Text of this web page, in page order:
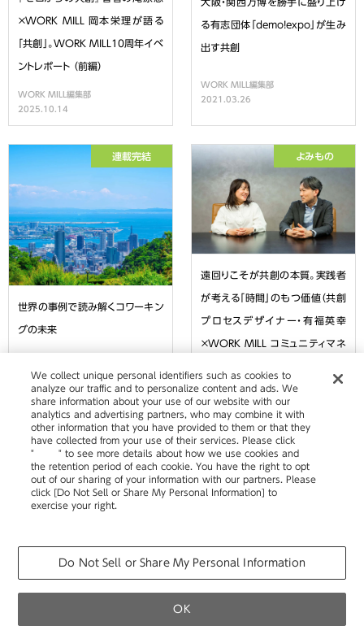
カタログ 移転・改装など空間づくりのご相談 製品の使い方・その他お問い合わせ
×WORK MILL 岡本栄理が語る
「共創」。WORK MILL10周年イベ
ントレポート （前編）
WORK MILL編集部
2025.10.14
る有志団体「demo!expo」が生み
出す共創
WORK MILL編集部
2021.03.26
連載完結
世界の事例で読み解くコワーキン
グの未来
WORK MILL編集部
2022.08.09
よみもの
遠回りこそが共創の本質。実践者
が考える「時間」のもつ価値（共創
プロセスデザイナー・有福英幸
×WORK MILL コミュニティマネ
ゆきどっぐ
2025.03.27
働き方や働く環境に関する情報を 発信しています。
最新の働き方やコラム記事などをメールマガジンでもご紹介していますので、
ぜひお気軽にご登録ください。
We collect unique personal identifiers such as cookies to
analyze our traffic and to personalize content and ads. We
share information about your use of our website with our
analytics and advertising partners, who may combine it with
other information that you have provided to them or that they
have collected from your use of their services. Please click
"
here" to see more details about how we use cookies and
the retention period of each cookie. You have the right to opt
out of our sharing of your information with our partners. Please
click [Do Not Sell or Share My Personal Information] to
exercise your right.
Do Not Sell or Share My Personal Information
OK